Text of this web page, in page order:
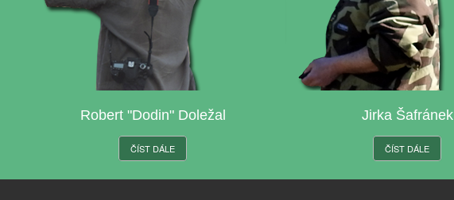
Robert "Dodin" Doležal
ČÍST DÁLE
Jirka Šafránek
ČÍST DÁLE